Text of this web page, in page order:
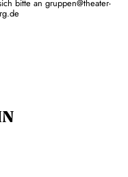
bitte an gruppen@theater-